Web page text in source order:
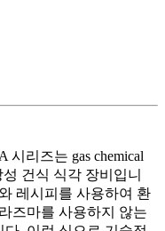
시리즈는 gas chemical
건식 식각 장비입니
레시피를 사용하여 환
즈마를 사용하지 않는